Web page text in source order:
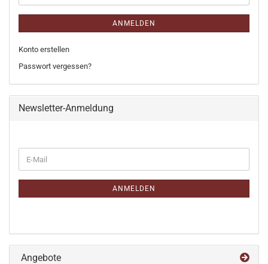
ANMELDEN
Konto erstellen
Passwort vergessen?
Newsletter-Anmeldung
ZUR
E-
Mail
ANMELDEN
Angebote